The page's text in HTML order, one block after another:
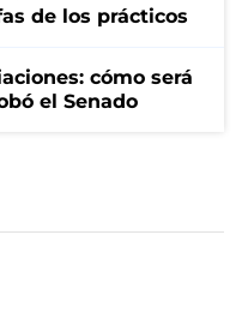
de los prácticos
cómo será
el Senado